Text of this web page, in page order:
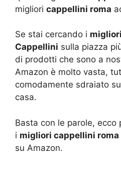
migliori cappellini roma
Se stai cercando i
Cappellini sulla piazza
di prodotti che sono a
Amazon è molto vasta,
comodamente sdraiato
casa.
Basta con le parole, ecco
i migliori cappellini roma
su Amazon.